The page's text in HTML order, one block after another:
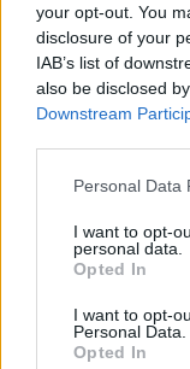
your opt-out. You
disclosure of your
IAB’s list of
also be disclosed
Downstream
Please note that
not limited to your
grant or deny
use your data for
consent section.
Personal Data
I want to opt-
personal data.
Opted In
I want to opt-
Personal Data.
Opted In